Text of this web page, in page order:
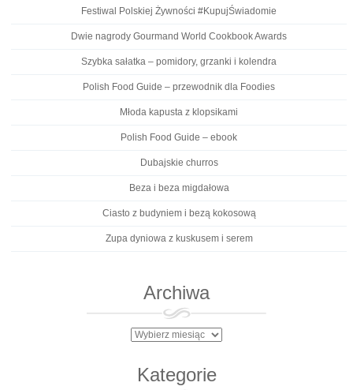
Festiwal Polskiej Żywności #KupujŚwiadomie
Dwie nagrody Gourmand World Cookbook Awards
Szybka sałatka – pomidory, grzanki i kolendra
Polish Food Guide – przewodnik dla Foodies
Młoda kapusta z klopsikami
Polish Food Guide – ebook
Dubajskie churros
Beza i beza migdałowa
Ciasto z budyniem i bezą kokosową
Zupa dyniowa z kuskusem i serem
Archiwa
Archiwa
Kategorie